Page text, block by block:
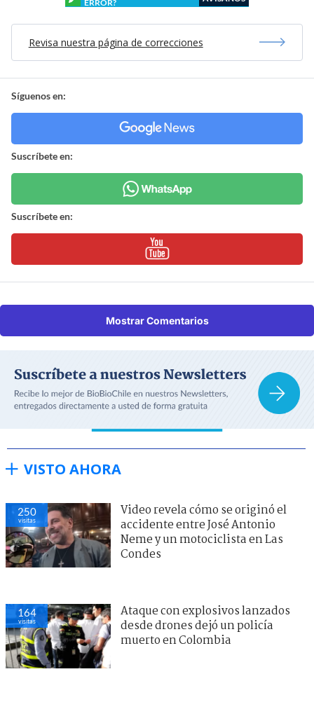
ERROR?
Revisa nuestra página de correcciones
Síguenos en:
Suscríbete en:
Suscríbete en:
Mostrar Comentarios
VISTO AHORA
250
visitas
Video revela cómo se originó el
accidente entre José Antonio
Neme y un motociclista en Las
Condes
164
visitas
Ataque con explosivos lanzados
desde drones dejó un policía
muerto en Colombia